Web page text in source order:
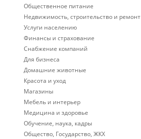
Общественное питание
Недвижимость, строительство и ремонт
Услуги населению
Финансы и страхование
Снабжение компаний
Для бизнеса
Домашние животные
Красота и уход
Магазины
Мебель и интерьер
Медицина и здоровье
Обучение, наука, кадры
Общество, Государство, ЖКХ